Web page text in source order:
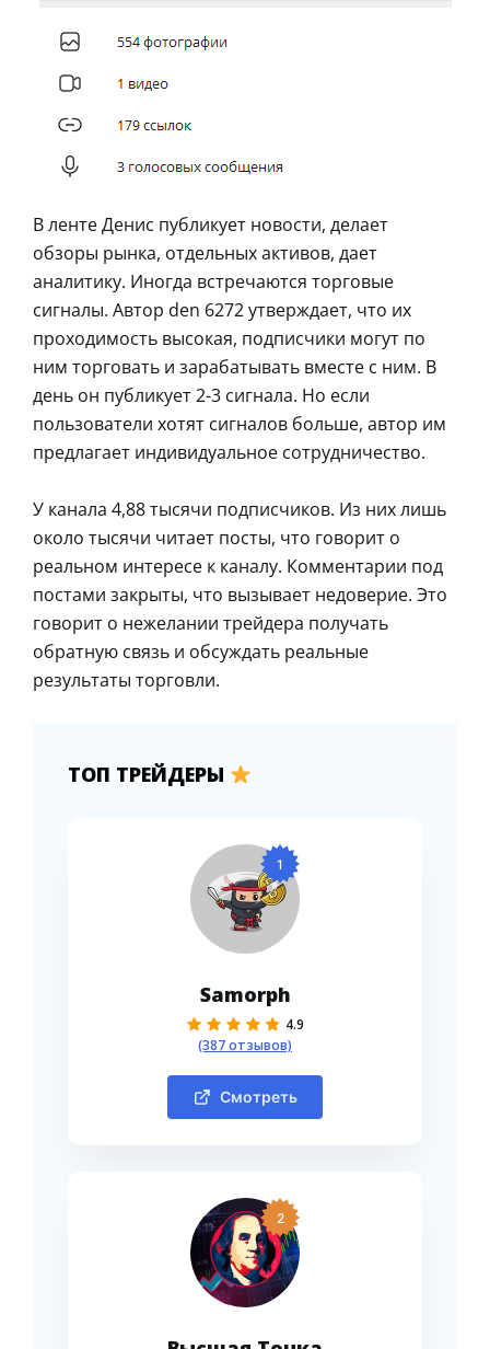
В ленте Денис публикует новости, делает
обзоры рынка, отдельных активов, дает
аналитику. Иногда встречаются торговые
сигналы. Автор den 6272 утверждает, что их
проходимость высокая, подписчики могут по
ним торговать и зарабатывать вместе с ним. В
день он публикует 2-3 сигнала. Но если
пользователи хотят сигналов больше, автор им
предлагает индивидуальное сотрудничество.
У канала 4,88 тысячи подписчиков. Из них лишь
около тысячи читает посты, что говорит о
реальном интересе к каналу. Комментарии под
постами закрыты, что вызывает недоверие. Это
говорит о нежелании трейдера получать
обратную связь и обсуждать реальные
результаты торговли.
ТОП ТРЕЙДЕРЫ
1
Samorph
4.9
(387 отзывов)
Смотреть
2